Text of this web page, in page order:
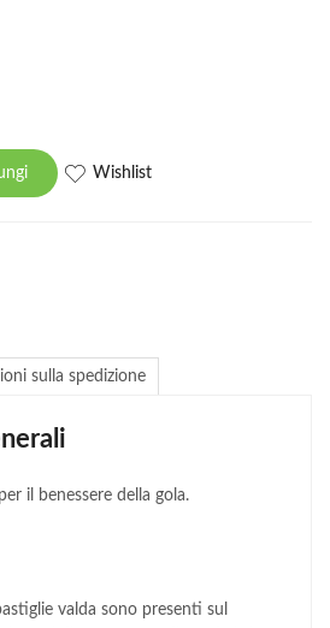
Wishlist
sulla spedizione
il benessere della gola.
valda sono presenti sul